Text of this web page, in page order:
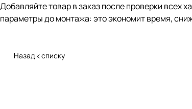
Добавляйте товар в заказ после проверки всех
параметры до монтажа: это экономит время,
Назад к списку